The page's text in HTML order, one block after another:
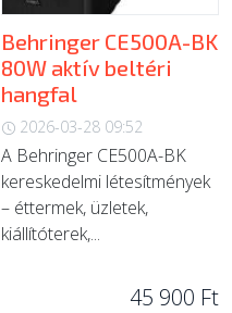
Behringer CE500A-BK
80W aktív beltéri
hangfal
2026-03-28 09:52
A Behringer CE500A-BK
kereskedelmi létesítmények
– éttermek, üzletek,
kiállítóterek,...
45 900 Ft